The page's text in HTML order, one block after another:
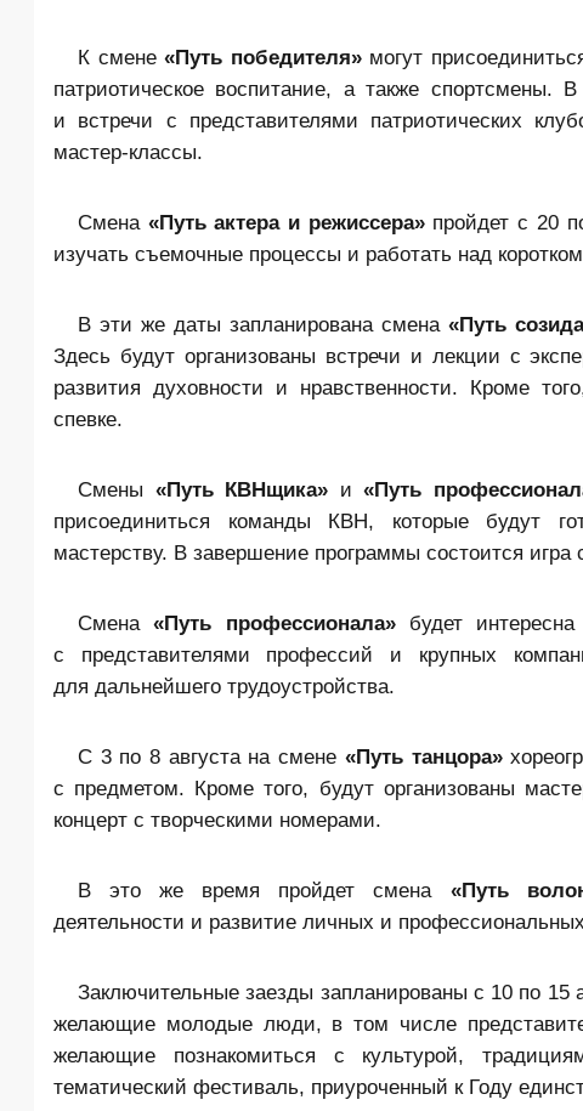
К смене «Путь победителя»могут
патриотическое воспитание, а также
и встречи с представителями патриотических
мастер-классы.
Смена «Путь актера и режиссера»пройдет с 20
изучать съемочные процессы и работать над
В эти же даты запланирована смена «Путь
Здесь будут организованы встречи и лекции с
развития духовности и нравственности. Кроме
спевке.
Смены «Путь КВНщика» и«Путь
присоединиться команды КВН, которые будут
мастерству. В завершение программы состоится игра
Смена«Путь профессионала»будет интересна
с представителями профессий и крупных
для дальнейшего трудоустройства.
С 3 по 8 августа на смене «Путь танцора»
с предметом. Кроме того, будут организованы
концерт с творческими номерами.
В это же время пройдет смена «Путь
деятельности и развитие личных и
Заключительные заезды запланированы с 10 по 15
желающие молодые люди, в том числе
желающие познакомиться с культурой,
тематический фестиваль, приуроченный к Году